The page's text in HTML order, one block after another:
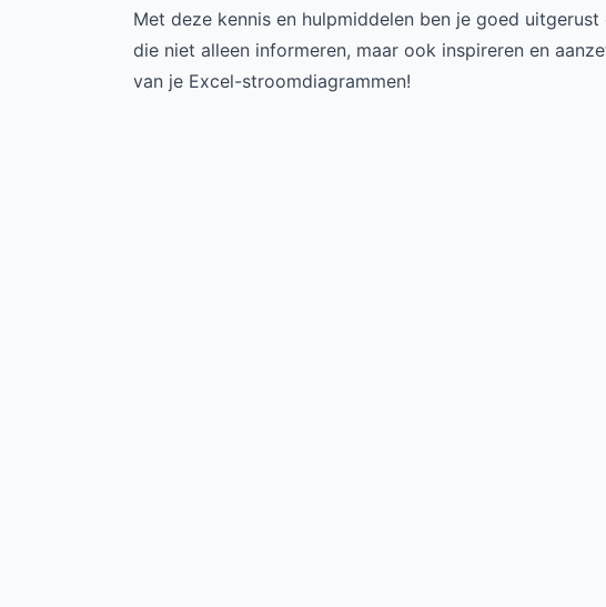
Met deze kennis en hulpmiddelen ben je goed
die niet alleen informeren, maar ook inspireren en
van je Excel-stroomdiagrammen!